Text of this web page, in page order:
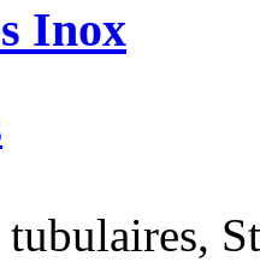
Inox
tubulaires,